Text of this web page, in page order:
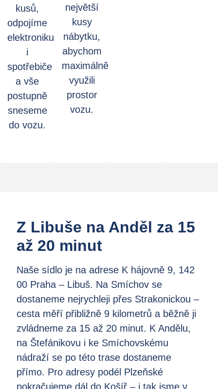
kusů,
odpojíme
elektroniku
i
spotřebiče
a vše
postupně
sneseme
do vozu.
největší
kusy
nábytku,
abychom
maximálně
využili
prostor
vozu.
Z Libuše na Anděl za 15
až 20 minut
Naše sídlo je na adrese K hájovně 9, 142
00 Praha – Libuš. Na Smíchov se
dostaneme nejrychleji přes Strakonickou –
cesta měří přibližně 9 kilometrů a běžně ji
zvládneme za 15 až 20 minut. K Andělu,
na Štefánikovu i ke Smíchovskému
nádraží se po této trase dostaneme
přímo. Pro adresy podél Plzeňské
pokračujeme dál do Košíř – i tak jsme v